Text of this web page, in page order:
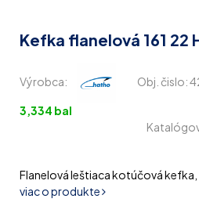
Kefka flanelová 161 22
Výrobca: Obj. čislo:
3,334 bal
Flanelová leštiaca kotúčová kefka,
viac o produkte